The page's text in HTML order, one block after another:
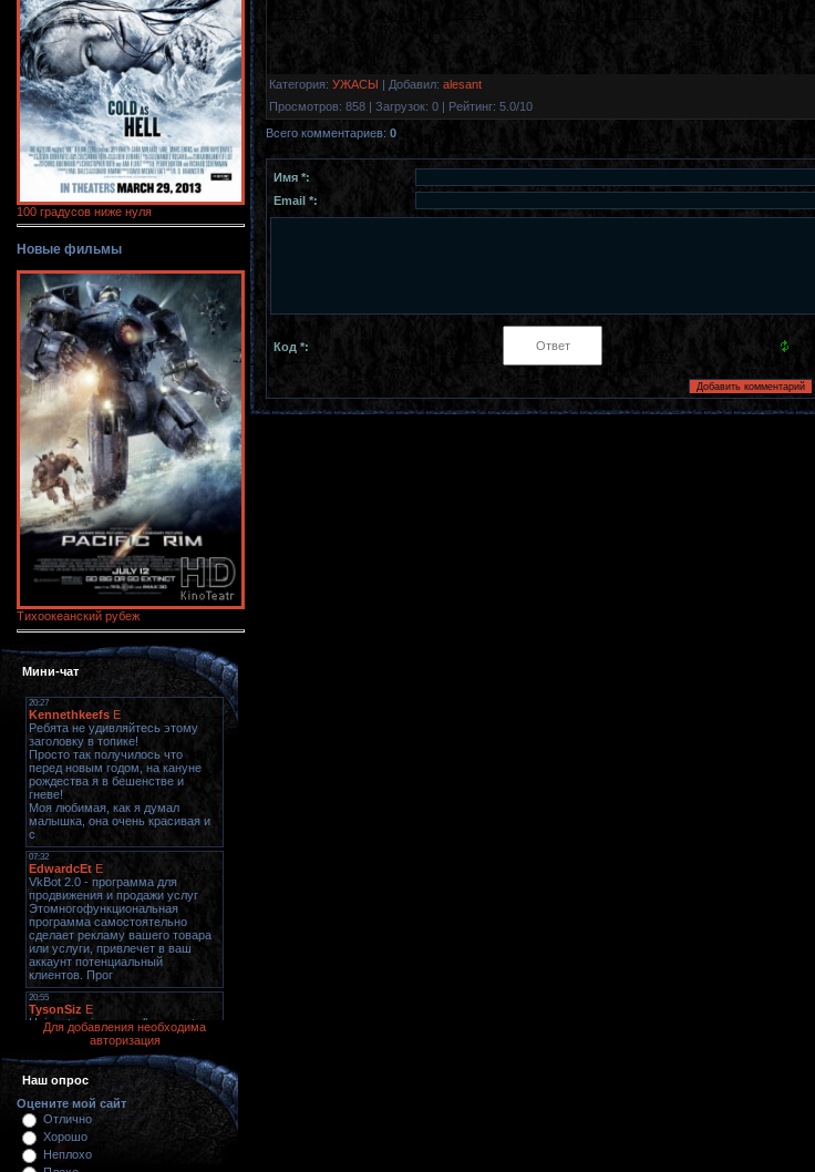
100 градусов ниже нуля
Новые фильмы
Тихоокеанский рубеж
Мини-чат
Для добавления необходима
авторизация
Наш опрос
Оцените мой сайт
Отлично
Хорошо
Неплохо
Категория: УЖАСЫ | Добавил: alesant
Просмотров: 858 | Загрузок: 0 | Рейтинг: 5.0/10
Всего комментариев: 0
Имя *:
Email *:
Код *: